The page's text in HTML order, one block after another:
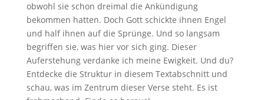
obwohl sie schon dreimal die Ankündigung
bekommen hatten. Doch Gott schickte ihnen Engel
und half ihnen auf die Sprünge. Und so langsam
begriffen sie, was hier vor sich ging. Dieser
Auferstehung verdanke ich meine Ewigkeit. Und du?
Entdecke die Struktur in diesem Textabschnitt und
schau, was im Zentrum dieser Verse steht. Es ist